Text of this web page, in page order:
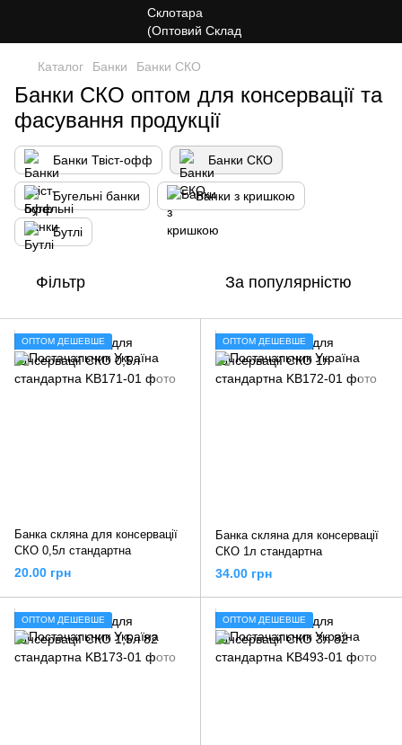
Каталог Банки Банки СКО
Банки СКО оптом для консервації та
фасування продукції
Банки Твіст-офф Банки СКО
Бугельні банки Банки з кришкою
Бутлі
Фільтр За популярністю
ОПТОМ ДЕШЕВШЕ
Банка скляна для консервації
СКО 0,5л стандартна
20.00 грн
ОПТОМ ДЕШЕВШЕ
Банка скляна для консервації
СКО 1л стандартна
34.00 грн
ОПТОМ ДЕШЕВШЕ ОПТОМ ДЕШЕВШЕ